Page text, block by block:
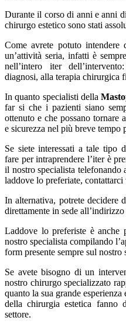
Durante il corso di anni e anni
chirurgo estetico sono stati
Come avrete potuto
un’attività seria, infatti è
nell’intero iter
diagnosi, alla terapia chirurgica
In quanto specialisti della
far si che i pazienti siano
ottenuto e che possano
e sicurezza nel più breve tempo
Se siete interessati a tale tipo
fare per intraprendere l’iter è
il nostro specialista telefonando
laddove lo preferiate, contattarci
In alternativa, potrete decidere
direttamente in sede
Laddove lo preferiste è anche
nostro specialista compilando
form presente sempre sul nostro
Se avete bisogno di un
nostro chirurgo specializzato
quanto la sua grande
della chirurgia estetica
settore.